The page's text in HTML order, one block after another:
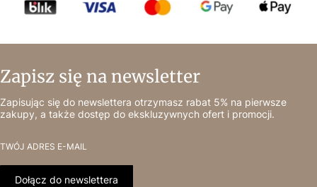
Zapisz się na newsletter
Zapisując się do newslettera otrzymasz rabat 5% na pierwsze
zakupy, a także dostęp do ekskluzywnych ofert i promocji.
TWÓJ ADRES E-MAIL
Dołącz do newslettera